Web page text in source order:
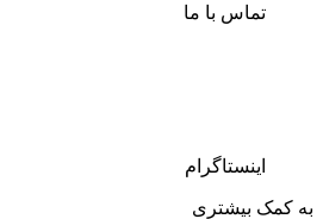
تماس با ما
اینستاگرام
به کمک بیشتری